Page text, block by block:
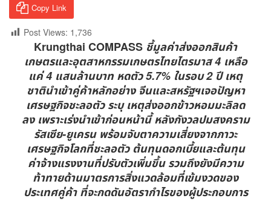
Copy Link
Post Views: 1,736
Krungthai COMPASS ชี้มูลค่าส่งออกสินค้า
เกษตรและอุตสาหกรรมเกษตรไทยไตรมาส 4 เหลือ
แค่ 4 แสนล้านบาท หดตัว 5.7% ในรอบ 2 ปี เหตุ
ชาตินำเข้าคู่ค้าหลักอย่าง จีนและสหรัฐฯเจอปัญหา
เศรษฐกิจชะลอตัว ระบุ เหตุส่งออกข้าวหอมมะลิลด
ลง เพราะเร่งนำเข้าก่อนหน้านี้ หลังกังวลปมสงคราม
รัสเซีย-ยูเครน พร้อมจับตาความเสี่ยงจากภาวะ
เศรษฐกิจโลกที่ชะลอตัว ต้นทุนดอกเบี้ยและต้นทุน
ค่าจ้างแรงงานที่ปรับตัวเพิ่มขึ้น รวมถึงยังมีความ
ท้าทายด้านมาตรการสิ่งแวดล้อมที่เข้มงวดของ
ประเทศคู่ค้า ที่จะกดดันอัตรากำไรของผู้ประกอบการ